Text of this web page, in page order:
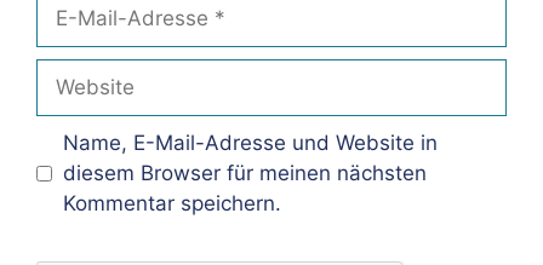
Mail-
Adresse
Name, E-Mail-Adresse und Website in
diesem Browser für meinen nächsten
Kommentar speichern.